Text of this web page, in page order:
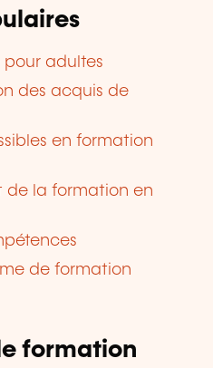
pour adultes
des acquis de
en formation
de la formation en
de formation
formation